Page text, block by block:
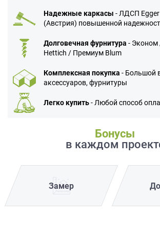
Надежные каркасы - ЛДСП
(Австрия) повышенной
Долговечная фурнитура - Эконом
Hettich / Премиум Blum
Комплексная покупка - Большой
аксессуаров, фурнитуры
Легко купить- Любой способ
Бонусы
в каждом
Замер